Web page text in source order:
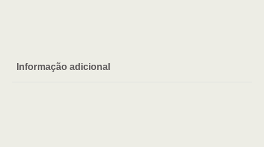
Informação adicional